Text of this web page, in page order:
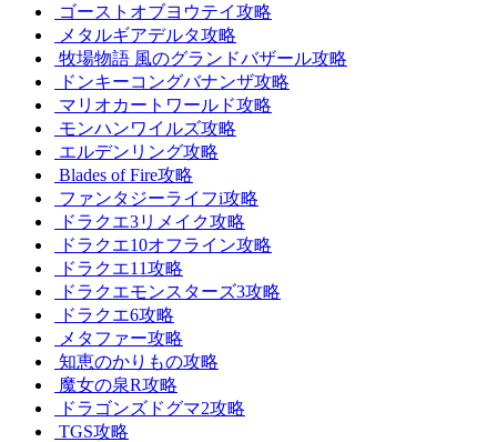
ゴーストオブヨウテイ攻略
メタルギアデルタ攻略
牧場物語 風のグランドバザール攻略
ドンキーコングバナンザ攻略
マリオカートワールド攻略
モンハンワイルズ攻略
エルデンリング攻略
Blades of Fire攻略
ファンタジーライフi攻略
ドラクエ3リメイク攻略
ドラクエ10オフライン攻略
ドラクエ11攻略
ドラクエモンスターズ3攻略
ドラクエ6攻略
メタファー攻略
知恵のかりもの攻略
魔女の泉R攻略
ドラゴンズドグマ2攻略
TGS攻略